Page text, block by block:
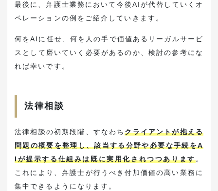
最後に、弁護士業務において今後AIが代替していくオ
ペレーションの例をご紹介していきます。
何をAIに任せ、何を人の手で価値あるリーガルサービ
スとして磨いていく必要があるのか、検討の参考にな
れば幸いです。
法律相談
法律相談の初期段階、すなわちクライアントが抱える
問題の概要を整理し、該当する分野や必要な手続をA
Iが提示する仕組みは既に実用化されつつあります。
これにより、弁護士が行うべき付加価値の高い業務に
集中できるようになります。